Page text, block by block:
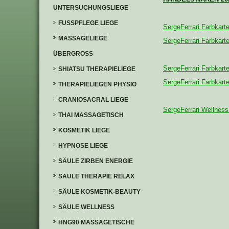
UNTERSUCHUNGSLIEGE
FUSSPFLEGE LIEGE
MASSAGELIEGE
ÜBERGROSS
SHIATSU THERAPIELIEGE
THERAPIELIEGEN PHYSIO
CRANIOSACRAL LIEGE
THAI MASSAGETISCH
KOSMETIK LIEGE
HYPNOSE LIEGE
SÄULE ZIRBEN ENERGIE
SÄULE THERAPIE RELAX
SÄULE KOSMETIK-BEAUTY
SÄULE WELLNESS
HNG90 MASSAGETISCHE
SergeFerrari
SergeFerrari
SergeFerrari
SergeFerrari
SergeFerrari